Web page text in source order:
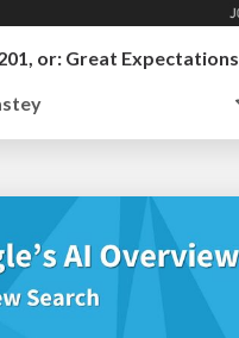
or: Great Expectations